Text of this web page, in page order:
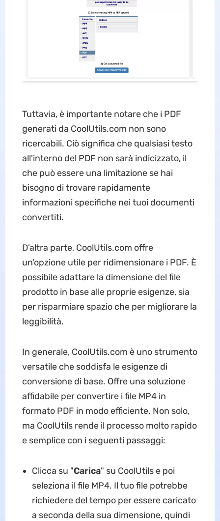
Tuttavia, è importante notare che i PDF
generati da CoolUtils.com non sono
ricercabili. Ciò significa che qualsiasi testo
all'interno del PDF non sarà indicizzato, il
che può essere una limitazione se hai
bisogno di trovare rapidamente
informazioni specifiche nei tuoi documenti
convertiti.
D'altra parte, CoolUtils.com offre
un'opzione utile per ridimensionare i PDF. È
possibile adattare la dimensione del file
prodotto in base alle proprie esigenze, sia
per risparmiare spazio che per migliorare la
leggibilità.
In generale, CoolUtils.com è uno strumento
versatile che soddisfa le esigenze di
conversione di base. Offre una soluzione
affidabile per convertire i file MP4 in
formato PDF in modo efficiente. Non solo,
ma CoolUtils rende il processo molto rapido
e semplice con i seguenti passaggi:
Clicca su "Carica" su CoolUtils e poi
seleziona il file MP4. Il tuo file potrebbe
richiedere del tempo per essere caricato
a seconda della sua dimensione, quindi